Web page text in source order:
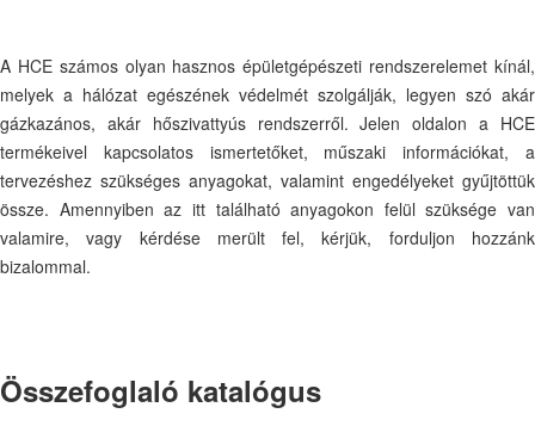
A HCE számos olyan hasznos épületgépészeti rendszerelemet kínál,
melyek a hálózat egészének védelmét szolgálják, legyen szó akár
gázkazános, akár hőszivattyús rendszerről. Jelen oldalon a HCE
termékeivel kapcsolatos ismertetőket, műszaki információkat, a
tervezéshez szükséges anyagokat, valamint engedélyeket gyűjtöttük
össze. Amennyiben az itt található anyagokon felül szüksége van
valamire, vagy kérdése merült fel, kérjük, forduljon hozzánk
bizalommal.
Összefoglaló katalógus